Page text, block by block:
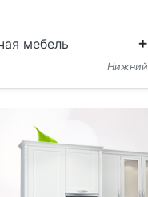
мебель
Нижний